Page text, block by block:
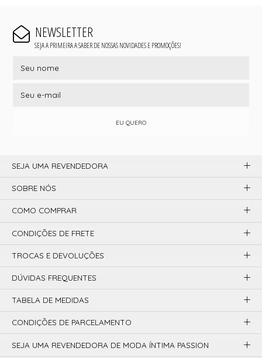
NEWSLETTER
SEJA A PRIMEIRA A SABER DE NOSSAS NOVIDADES E PROMOÇÕES!
EU QUERO
SEJA UMA REVENDEDORA
SOBRE NÓS
COMO COMPRAR
CONDIÇÕES DE FRETE
TROCAS E DEVOLUÇÕES
DÚVIDAS FREQUENTES
TABELA DE MEDIDAS
CONDIÇÕES DE PARCELAMENTO
SEJA UMA REVENDEDORA DE MODA ÍNTIMA PASSION